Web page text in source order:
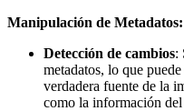
Manipulación de Metadatos:
Detección de cambios:
metadatos, lo que
verdadera fuente de la
como la información